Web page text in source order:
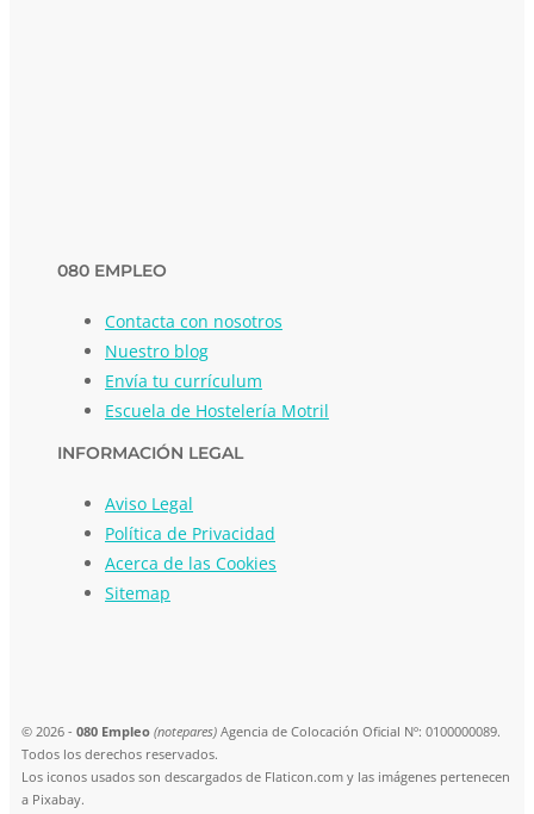
080 EMPLEO
Contacta con nosotros
Nuestro blog
Envía tu currículum
Escuela de Hostelería Motril
INFORMACIÓN LEGAL
Aviso Legal
Política de Privacidad
Acerca de las Cookies
Sitemap
© 2026 - 080 Empleo (notepares) Agencia de Colocación Oficial Nº: 0100000089.
Todos los derechos reservados.
Los iconos usados son descargados de Flaticon.com y las imágenes pertenecen
a Pixabay.